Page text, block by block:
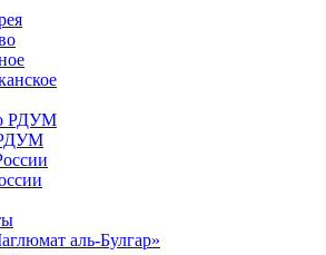
РДУМ
аль-Булгар»